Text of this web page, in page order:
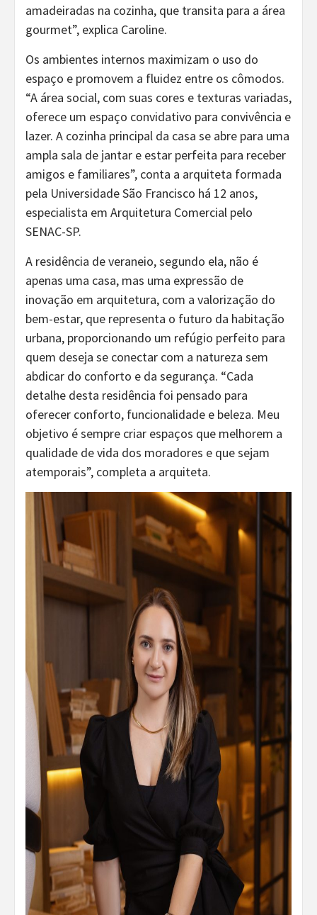
amadeiradas na cozinha, que transita para a área
gourmet”, explica Caroline.
Os ambientes internos maximizam o uso do
espaço e promovem a fluidez entre os cômodos.
“A área social, com suas cores e texturas variadas,
oferece um espaço convidativo para convivência e
lazer. A cozinha principal da casa se abre para uma
ampla sala de jantar e estar perfeita para receber
amigos e familiares”, conta a arquiteta formada
pela Universidade São Francisco há 12 anos,
especialista em Arquitetura Comercial pelo
SENAC-SP.
A residência de veraneio, segundo ela, não é
apenas uma casa, mas uma expressão de
inovação em arquitetura, com a valorização do
bem-estar, que representa o futuro da habitação
urbana, proporcionando um refúgio perfeito para
quem deseja se conectar com a natureza sem
abdicar do conforto e da segurança. “Cada
detalhe desta residência foi pensado para
oferecer conforto, funcionalidade e beleza. Meu
objetivo é sempre criar espaços que melhorem a
qualidade de vida dos moradores e que sejam
atemporais”, completa a arquiteta.